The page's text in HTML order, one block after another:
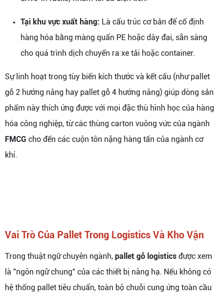
Tại khu vực xuất hàng: Là cấu trúc cơ bản để cố định
hàng hóa bằng màng quấn PE hoặc dây đai, sẵn sàng
cho quá trình dịch chuyển ra xe tải hoặc container.
Sự linh hoạt trong tùy biến kích thước và kết cấu (như pallet
gỗ 2 hướng nâng hay pallet gỗ 4 hướng nâng) giúp dòng sản
phẩm này thích ứng được với mọi đặc thù hình học của hàng
hóa công nghiệp, từ các thùng carton vuông vức của ngành
FMCG cho đến các cuộn tôn nặng hàng tấn của ngành cơ
khí.
Vai Trò Của Pallet Trong Logistics Và Kho Vận
Trong thuật ngữ chuyên ngành, pallet gỗ logistics được xem
là "ngôn ngữ chung" của các thiết bị nâng hạ. Nếu không có
hệ thống pallet tiêu chuẩn, toàn bộ chuỗi cung ứng toàn cầu